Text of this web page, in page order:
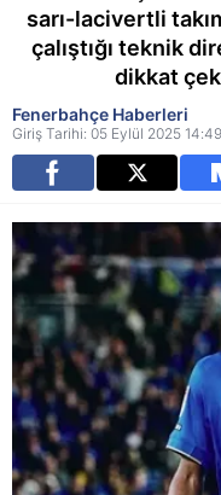
sarı-lacivertli
çalıştığı teknik
dikkat
Fenerbahçe Haberleri
Giriş Tarihi: 05 Eylül 2025 14:49